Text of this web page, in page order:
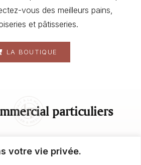
votre vie privée.
vous des meilleurs pains,
et pâtisseries.
LA BOUTIQUE
particuliers